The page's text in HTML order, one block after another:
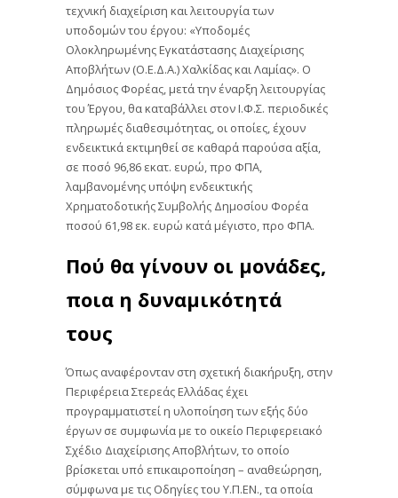
τεχνική διαχείριση και λειτουργία των
υποδομών του έργου: «Υποδομές
Ολοκληρωμένης Εγκατάστασης Διαχείρισης
Αποβλήτων (Ο.Ε.Δ.Α.) Χαλκίδας και Λαμίας». Ο
Δημόσιος Φορέας, μετά την έναρξη λειτουργίας
του Έργου, θα καταβάλλει στον Ι.Φ.Σ. περιοδικές
πληρωμές διαθεσιμότητας, οι οποίες, έχουν
ενδεικτικά εκτιμηθεί σε καθαρά παρούσα αξία,
σε ποσό 96,86 εκατ. ευρώ, προ ΦΠΑ,
λαμβανομένης υπόψη ενδεικτικής
Χρηματοδοτικής Συμβολής Δημοσίου Φορέα
ποσού 61,98 εκ. ευρώ κατά μέγιστο, προ ΦΠΑ.
Πού θα γίνουν οι μονάδες,
ποια η δυναμικότητά
τους
Όπως αναφέρονταν στη σχετική διακήρυξη, στην
Περιφέρεια Στερεάς Ελλάδας έχει
προγραμματιστεί η υλοποίηση των εξής δύο
έργων σε συμφωνία με το οικείο Περιφερειακό
Σχέδιο Διαχείρισης Αποβλήτων, το οποίο
βρίσκεται υπό επικαιροποίηση – αναθεώρηση,
σύμφωνα με τις Οδηγίες του Υ.Π.ΕΝ., τα οποία